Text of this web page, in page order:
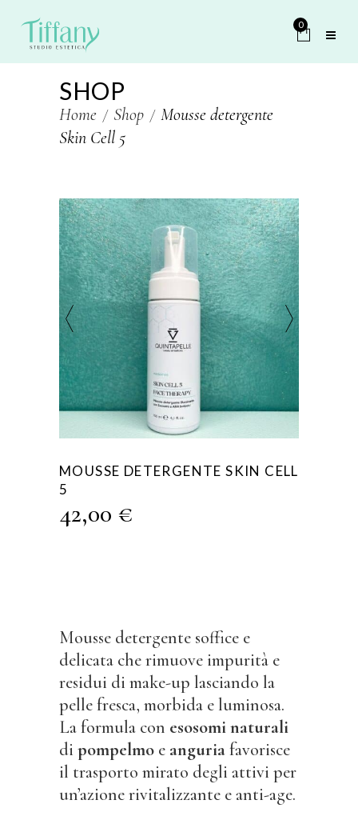
0
SHOP
Home Shop
Mousse detergente
Skin Cell 5
MOUSSE DETERGENTE SKIN CELL
5
42,00 €
Mousse detergente soffice e
delicata che rimuove impurità e
residui di make-up lasciando la
pelle fresca, morbida e luminosa.
La formula con esosomi naturali
di pompelmo e anguriafavorisce
il trasporto mirato degli attivi per
un’azione rivitalizzante e anti-age.